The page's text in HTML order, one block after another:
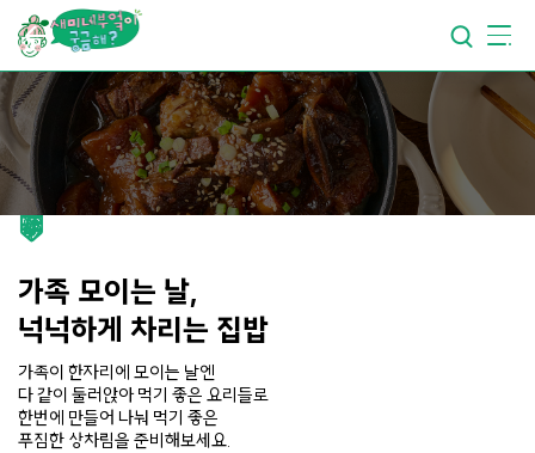
요리가건강해지는부엌
요리가쉬워지는부엌
가족 모이는 날,
넉넉하게 차리는 집밥
가족이 한자리에 모이는 날엔
다 같이 둘러앉아 먹기 좋은 요리들로
한번에 만들어 나눠 먹기 좋은
푸짐한 상차림을 준비해보세요.